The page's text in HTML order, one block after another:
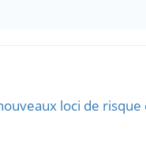
loci de